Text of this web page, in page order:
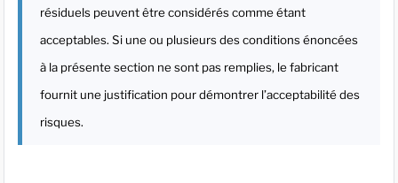
résiduels peuvent être considérés comme étant
acceptables. Si une ou plusieurs des conditions énoncées
à la présente section ne sont pas remplies, le fabricant
fournit une justification pour démontrer l’acceptabilité des
risques.